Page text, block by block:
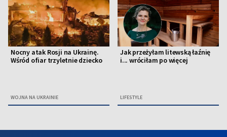
Nocny atak Rosji na Ukrainę.
Wśród ofiar trzyletnie dziecko
WOJNA NA UKRAINIE
Jak przeżyłam litewską łaźnię
i... wróciłam po więcej
LIFESTYLE